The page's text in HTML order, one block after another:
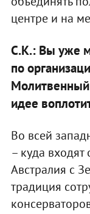
центре и на
С.К.: Вы уже
по
идее
Во всей
– куда
Австралия с
традиция